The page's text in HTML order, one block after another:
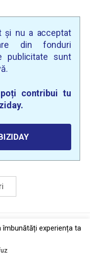
și nu a acceptat
din fonduri
publicitate sunt
contribui tu
·Contact
experiența ta